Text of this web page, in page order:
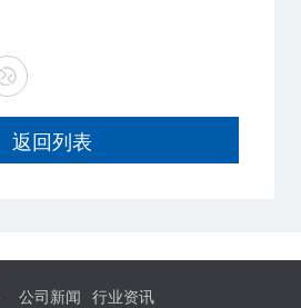
返回列表
公司新闻 行业资讯